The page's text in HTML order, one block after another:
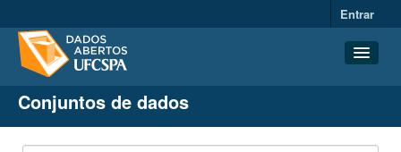
Entrar
Conjuntos de dados
Organizações
Conjuntos de dados